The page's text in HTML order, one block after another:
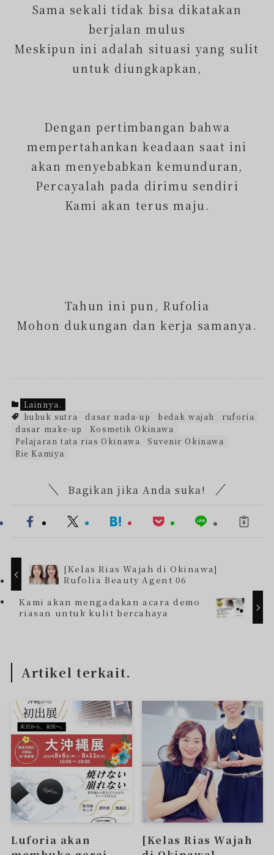
Sama sekali tidak bisa dikatakan
berjalan mulus
Meskipun ini adalah situasi yang sulit
untuk diungkapkan,
Dengan pertimbangan bahwa
mempertahankan keadaan saat ini
akan menyebabkan kemunduran,
Percayalah pada dirimu sendiri
Kami akan terus maju.
Tahun ini pun, Rufolia
Mohon dukungan dan kerja samanya.
Lainnya.
bubuk sutra
dasar nada-up bedak wajah
ruforia
dasar make-up
Kosmetik Okinawa
Pelajaran tata rias Okinawa
Suvenir Okinawa
Rie Kamiya
Bagikan jika Anda suka!
[Kelas Rias Wajah di Okinawa]
Rufolia Beauty Agent 06
Kami akan mengadakan acara demo
riasan untuk kulit bercahaya
Artikel terkait.
Luforia akan
[Kelas Rias Wajah